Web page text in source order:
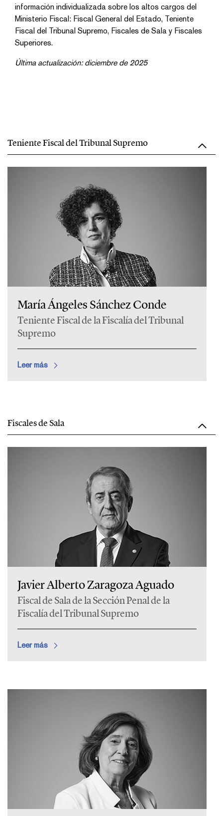
información individualizada sobre los altos cargos del
Ministerio Fiscal: Fiscal General del Estado, Teniente
Fiscal del Tribunal Supremo, Fiscales de Sala y Fiscales
Superiores.
Última actualización: diciembre de 2025
Teniente Fiscal del Tribunal Supremo
María Ángeles Sánchez Conde
Teniente Fiscal de la Fiscalía del Tribunal
Supremo
Leer más
Fiscales de Sala
Javier Alberto Zaragoza Aguado
Fiscal de Sala de la Sección Penal de la
Fiscalía del Tribunal Supremo
Leer más